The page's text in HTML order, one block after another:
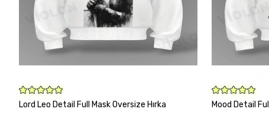
SEPETE EKLE
Lord Leo Detail Full Mask Oversize Hırka Mood Detail